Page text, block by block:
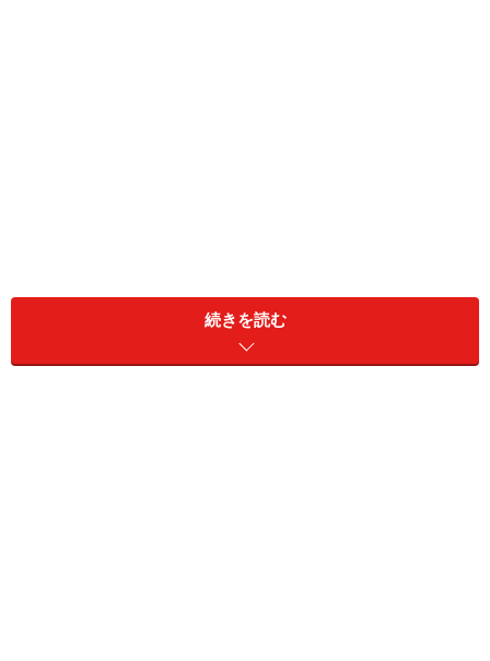
そこで、「架空請求」と「不当請求」の、その意味と内
続きを読む